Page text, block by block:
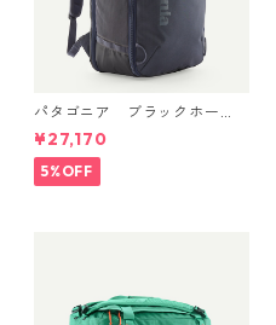
パタゴニア ブラックホー
ル・ミニ・MLC 30L (カラー
Smolder Blue w/Forge Gre
y) Patagonia Black Hole® Mi
ni MLC® 30L 日本正規品 製
¥27,170
5%OFF